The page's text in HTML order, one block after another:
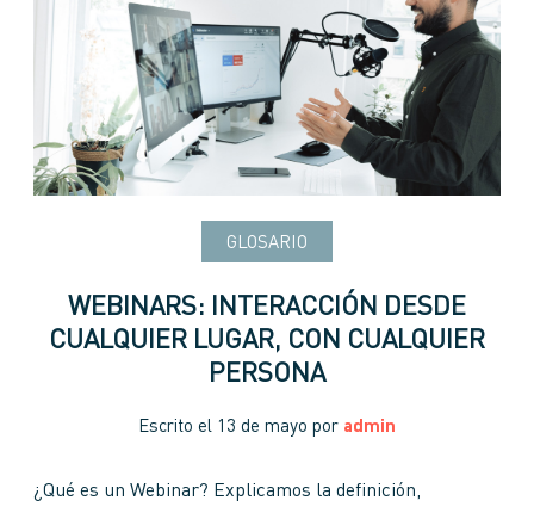
GLOSARIO
WEBINARS: INTERACCIÓN DESDE
CUALQUIER LUGAR, CON CUALQUIER
PERSONA
Escrito el 13 de mayo por admin
¿Qué es un Webinar? Explicamos la definición,